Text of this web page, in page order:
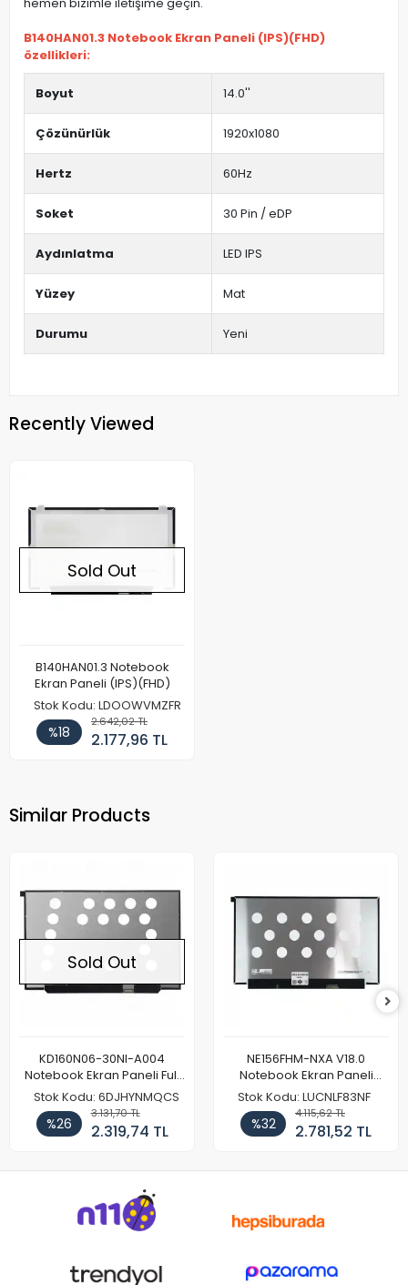
B140HAN01.3 Notebook Ekran Paneli (IPS)(FHD)
özellikleri:
Boyut 14.0''
Çözünürlük 1920x1080
Hertz 60Hz
Soket 30 Pin / eDP
Aydınlatma LED IPS
Yüzey Mat
Durumu Yeni
Recently Viewed
Sold Out
B140HAN01.3 Notebook
Ekran Paneli (IPS)(FHD)
Stok Kodu: LDOOWVMZFR
%18
2.642,02 TL
2.177,96 TL
Similar Products
Sold Out
KD160N06-30NI-A004
Notebook Ekran Paneli Full
HD
Stok Kodu: 6DJHYNMQCS
%26
3.131,70 TL
2.319,74 TL
NE156FHM-NXA V18.0
Notebook Ekran Paneli
144Hz
Stok Kodu: LUCNLF83NF
%32
4.115,62 TL
2.781,52 TL